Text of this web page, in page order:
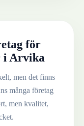
för
iArvika
men det finns
många företag
men kvalitet,